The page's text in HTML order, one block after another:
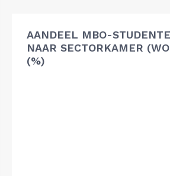
AANDEEL MBO-
NAAR SECTORKAMER
(%)